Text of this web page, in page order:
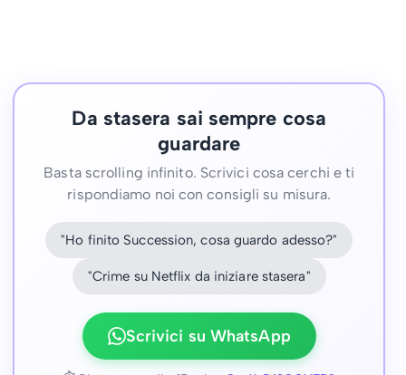
Da stasera sai sempre cosa
guardare
Basta scrolling infinito. Scrivici cosa cerchi e ti
rispondiamo noi con consigli su misura.
"Ho finito Succession, cosa guardo adesso?"
"Crime su Netflix da iniziare stasera"
Scrivici su WhatsApp